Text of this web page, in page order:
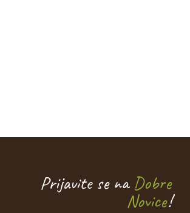
Prijavite se naDobre
Novice!